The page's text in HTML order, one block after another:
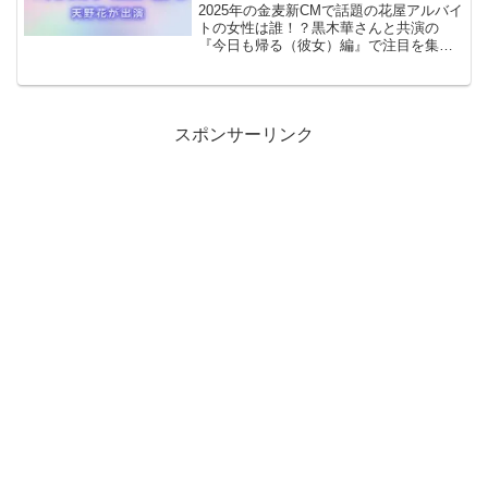
2025年の金麦新CMで話題の花屋アルバイ
トの女性は誰！？黒木華さんと共演の
『今日も帰る（彼女）編』で注目を集め
スポンサーリンク